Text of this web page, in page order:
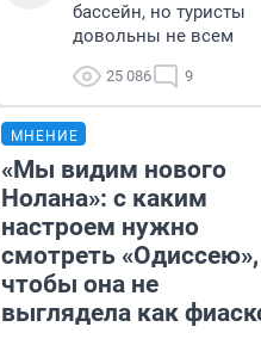
бассейн, но туристы
довольны не всем
25 086 9
МНЕНИЕ
«Мы видим нового
Нолана»: с каким
настроем нужно
смотреть «Одиссею»,
чтобы она не
выглядела как